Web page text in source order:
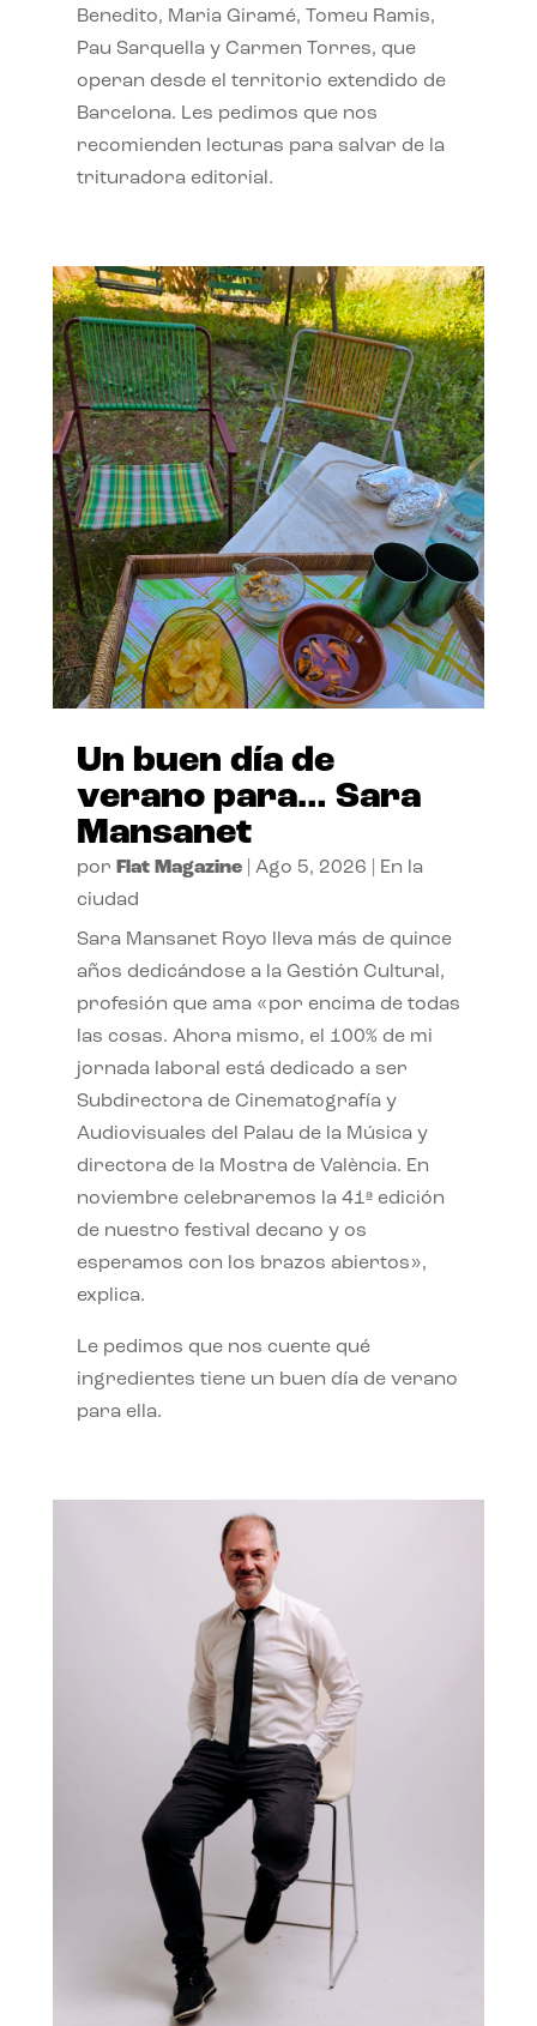
Benedito, Maria Giramé, Tomeu Ramis,
Pau Sarquella y Carmen Torres, que
operan desde el territorio extendido de
Barcelona. Les pedimos que nos
recomienden lecturas para salvar de la
trituradora editorial.
Un buen día de
verano para… Sara
Mansanet
por Flat Magazine| Ago 5, 2026
En la
ciudad
Sara Mansanet Royo lleva más de quince
años dedicándose a la Gestión Cultural,
profesión que ama «por encima de todas
las cosas. Ahora mismo, el 100% de mi
jornada laboral está dedicado a ser
Subdirectora de Cinematografía y
Audiovisuales del Palau de la Música y
directora de la Mostra de València. En
noviembre celebraremos la 41ª edición
de nuestro festival decano y os
esperamos con los brazos abiertos»,
explica.
Le pedimos que nos cuente qué
ingredientes tiene un buen día de verano
para ella.